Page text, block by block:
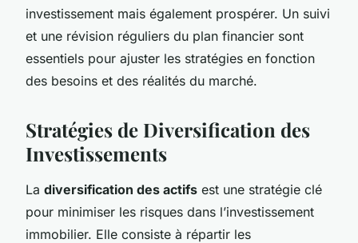
investissement mais également prospérer. Un suivi
et une révision réguliers du plan financier sont
essentiels pour ajuster les stratégies en fonction
des besoins et des réalités du marché.
Stratégies de Diversification des
Investissements
La diversification des actifs est une stratégie clé
pour minimiser les risques dans l’investissement
immobilier. Elle consiste à répartir les